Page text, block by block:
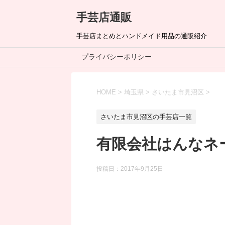
手芸店通販
手芸店まとめとハンドメイド用品の通販紹介
プライバシーポリシー
HOME > 埼玉県 > さいたま市見沼区 >
さいたま市見沼区の手芸店一覧
有限会社はんなネ
投稿日： 2017年9月25日